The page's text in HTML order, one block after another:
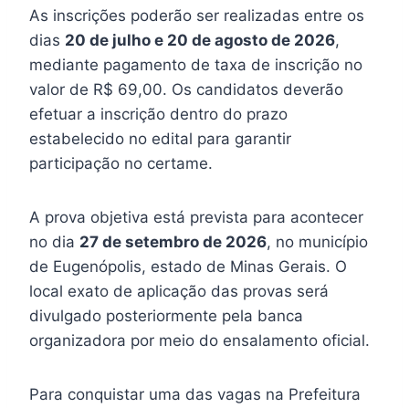
As inscrições poderão ser realizadas entre os
dias 20 de julho e 20 de agosto de 2026,
mediante pagamento de taxa de inscrição no
valor de R$ 69,00. Os candidatos deverão
efetuar a inscrição dentro do prazo
estabelecido no edital para garantir
participação no certame.
A prova objetiva está prevista para acontecer
no dia 27 de setembro de 2026, no município
de Eugenópolis, estado de Minas Gerais. O
local exato de aplicação das provas será
divulgado posteriormente pela banca
organizadora por meio do ensalamento oficial.
Para conquistar uma das vagas na Prefeitura